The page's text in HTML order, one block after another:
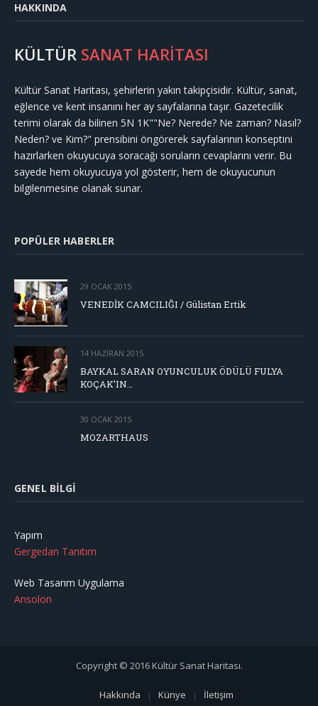
HAKKINDA
KÜLTÜR SANAT HARİTASI
Kültür Sanat Haritası, şehirlerin yakın takipçisidir. Kültür, sanat,
eğlence ve kent insanını her ay sayfalarına taşır. Gazetecilik
terimi olarak da bilinen 5N 1K""Ne? Nerede? Ne zaman? Nasıl?
Neden? ve Kim?" prensibini öngörerek sayfalarının konseptini
hazırlarken okuyucuya soracağı soruların cevaplarını verir. Bu
sayede hem okuyucuya yol gösterir, hem de okuyucunun
bilgilenmesine olanak sunar.
POPÜLER HABERLER
29 OCAK 2015
VENEDİK CAMCILIĞI / Gülistan Ertik
14 HAZIRAN 2015
BAYKAL SARAN OYUNCULUK ÖDÜLÜ FULYA
KOÇAK’IN…
30 OCAK 2015
MOZARTHAUS
GENEL BILGI
Yapım
Gergedan Tanıtım
Web Tasarım Uygulama
Ansolon
Copyright © 2016 Kültür Sanat Haritası.
Hakkında Künye İletişim